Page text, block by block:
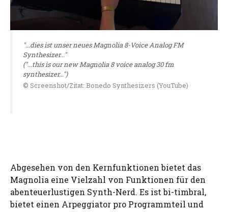
"...dies ist unser neues Magnolia 8-Voice Analog FM
Synthesizer..."
("...this is our new Magnolia 8 voice analog 30 fm
synthesizer...")
© Screenshot/Zitat: Bonedo Synthesizers (YouTube)
Abgesehen von den Kernfunktionen bietet das
Magnolia eine Vielzahl von Funktionen für den
abenteuerlustigen Synth-Nerd. Es ist bi-timbral,
bietet einen Arpeggiator pro Programmteil und